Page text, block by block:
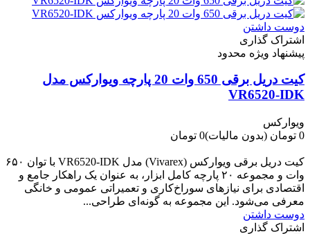
دوست داشتن
اشتراک گذاری
پیشنهاد ویژه محدود
کیت دریل برقی 650 وات 20 پارچه ویوارکس مدل
VR6520-IDK
ویوارکس
0 تومان
(بدون مالیات)0 تومان
کیت دریل برقی ویوارکس (Vivarex) مدل VR6520-IDK با توان ۶۵۰
وات و مجموعه ۲۰ پارچه کامل ابزار، به عنوان یک راهکار جامع و
اقتصادی برای نیازهای سوراخ‌کاری و تعمیراتی عمومی و خانگی
معرفی می‌شود. این مجموعه به گونه‌ای طراحی...
دوست داشتن
اشتراک گذاری